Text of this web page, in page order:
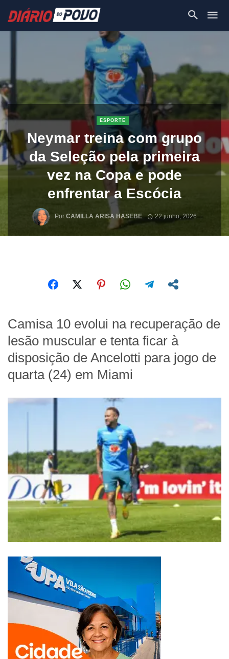
ESPORTE
Neymar treina com grupo
da Seleção pela primeira
vez na Copa e pode
enfrentar a Escócia
Por CAMILLA ARISA HASEBE 22 junho, 2026
Camisa 10 evolui na recuperação de
lesão muscular e tenta ficar à
disposição de Ancelotti para jogo de
quarta (24) em Miami